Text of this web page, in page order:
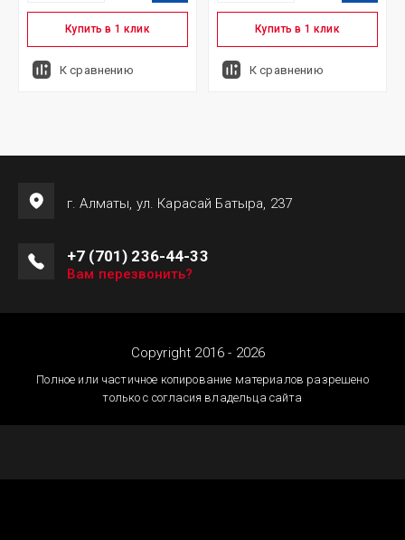
Купить в 1 клик
К сравнению
Купить в 1 клик
К сравнению
г. Алматы, ул. Карасай Батыра, 237
+7 (701) 236-44-33
Вам перезвонить?
Copyright 2016 - 2026
Полное или частичное копирование материалов разрешено
только с согласия владельца сайта